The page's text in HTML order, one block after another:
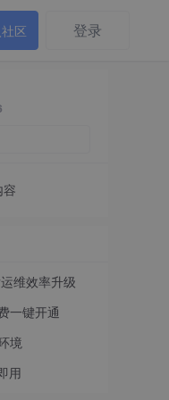
区 登录
容
维效率升级
一键开通
境
用